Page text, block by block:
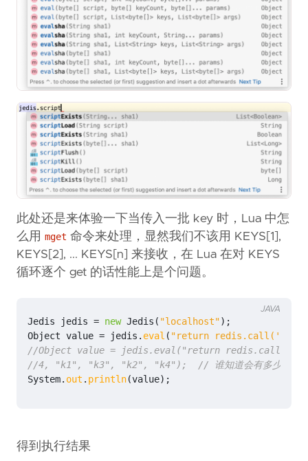
此处还是来体验一下当传入一批 key 时，Lua 中怎
么用 mget 命令来处理，显然我们不该用 KEYS[1],
KEYS[2], ... KEYS[n] 来接收，在 Lua 在对 KEYS
循环逐个 get 的话性能上是个问题。
Jedis jedis = new Jedis ( "localhost");
Object value = jedis . eval ( "return redis.call('mget',
//Object value = jedis.eval("return
//4, "k1", "k3", "k2", "k4");  // 谁知道会有多少个
System. out . println(value);
JAVA
得到执行结果